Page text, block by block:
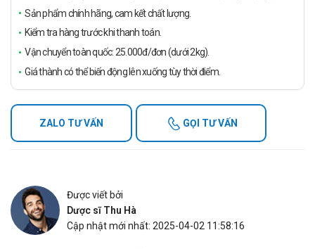
Sản phẩm chính hãng, cam kết chất lượng.
Kiểm tra hàng trước khi thanh toán.
Vận chuyển toàn quốc: 25.000đ/đơn (dưới 2kg).
Giá thành có thể biến động lên xuống tùy thời điểm.
ZALO TƯ VẤN GỌI TƯ VẤN
Được viết bởi
Dược sĩ Thu Hà
Cập nhật mới nhất: 2025-04-02 11:58:16